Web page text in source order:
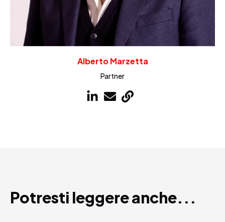
Alberto Marzetta
Partner
Potresti leggere anche...